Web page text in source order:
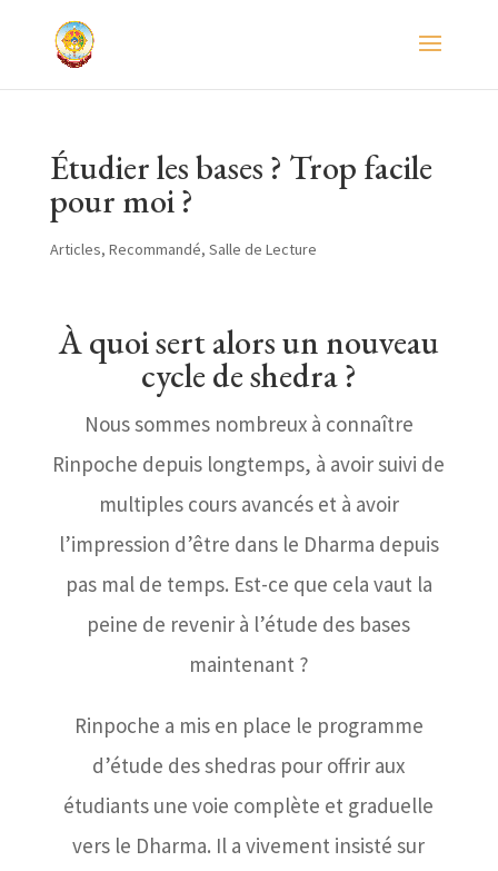
Étudier les bases ? Trop facile
pour moi ?
Articles, Recommandé, Salle de Lecture
À quoi sert alors un nouveau
cycle de shedra ?
Nous sommes nombreux à connaître
Rinpoche depuis longtemps, à avoir suivi de
multiples cours avancés et à avoir
l’impression d’être dans le Dharma depuis
pas mal de temps. Est-ce que cela vaut la
peine de revenir à l’étude des bases
maintenant ?
Rinpoche a mis en place le programme
d’étude des shedras pour offrir aux
étudiants une voie complète et graduelle
vers le Dharma. Il a vivement insisté sur